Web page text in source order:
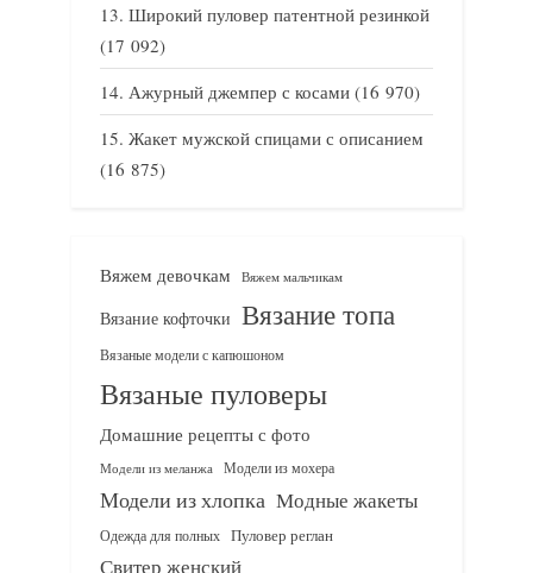
Широкий пуловер патентной резинкой
(17 092)
Ажурный джемпер с косами (16 970)
Жакет мужской спицами с описанием
(16 875)
Вяжем девочкам Вяжем мальчикам
Вязание кофточки Вязание топа
Вязаные модели с капюшоном
Вязаные пуловеры
Домашние рецепты с фото
Модели из меланжа Модели из мохера
Модели из хлопка Модные жакеты
Одежда для полных Пуловер реглан
Свитер женский